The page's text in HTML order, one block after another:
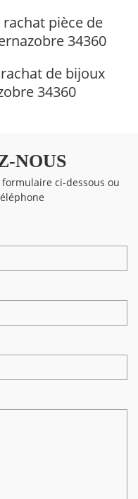
pièce de
34360
de bijoux
34360
NOUS
ci-dessous ou